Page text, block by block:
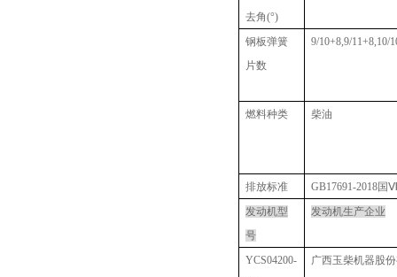
去角(°)
钢板弹簧
片数
9/10+8,9/11+8,10/
燃料种类 柴油
排放标准
GB17691-2018国
发动机型
号
发动机生产企业
YCS04200-
广西玉柴机器股